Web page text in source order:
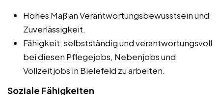
Hohes Maß an Verantwortungsbewusstsein und
Zuverlässigkeit.
Fähigkeit, selbstständig und verantwortungsvoll
bei diesen Pflegejobs, Nebenjobs und
Vollzeitjobs in Bielefeld zu arbeiten.
Soziale Fähigkeiten